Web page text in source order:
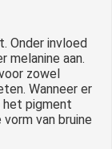
Onder invloed
melanine aan.
zowel
Wanneer er
het pigment
van bruine